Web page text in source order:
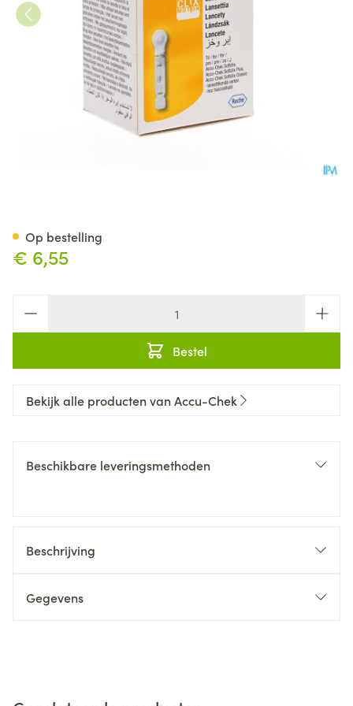
€ 6,55
Bestel
Op bestelling
Bekijk alle producten van Accu-Chek
Beschikbare leveringsmethoden
Beschrijving
Gegevens